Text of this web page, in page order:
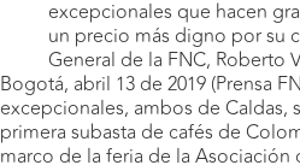
excepcionales que hacen
un precio más digno por su
General de la FNC, Roberto
Bogotá, abril 13 de 2019 (Prensa
excepcionales, ambos de Caldas,
primera subasta de cafés de
marco de la feria de la Asociación